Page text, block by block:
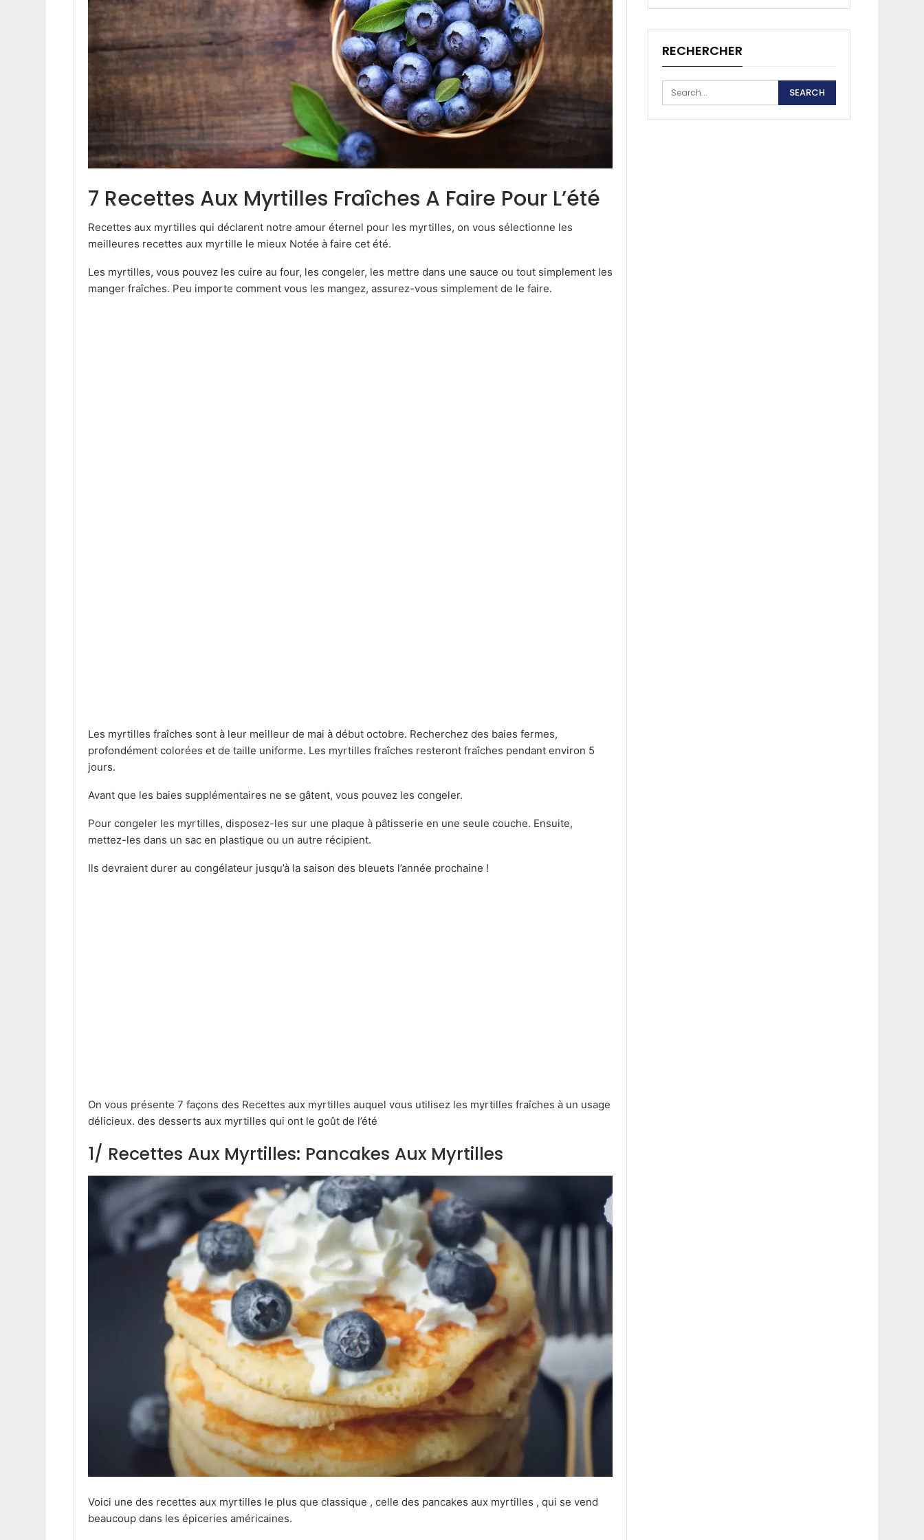
7 Recettes Aux Myrtilles Fraîches A Faire Pour L’été
Recettes aux myrtilles qui déclarent notre amour éternel pour les myrtilles, on vous sélectionne les
meilleures recettes aux myrtille le mieux Notée à faire cet été.
Les myrtilles, vous pouvez les cuire au four, les congeler, les mettre dans une sauce ou tout simplement les
manger fraîches. Peu importe comment vous les mangez, assurez-vous simplement de le faire.
Les myrtilles fraîches sont à leur meilleur de mai à début octobre. Recherchez des baies fermes,
profondément colorées et de taille uniforme. Les myrtilles fraîches resteront fraîches pendant environ 5
jours.
Avant que les baies supplémentaires ne se gâtent, vous pouvez les congeler.
Pour congeler les myrtilles, disposez-les sur une plaque à pâtisserie en une seule couche. Ensuite,
mettez-les dans un sac en plastique ou un autre récipient.
Ils devraient durer au congélateur jusqu’à la saison des bleuets l’année prochaine !
On vous présente 7 façons des Recettes aux myrtilles auquel vous utilisez les myrtilles fraîches à un usage
délicieux. des desserts aux myrtilles qui ont le goût de l’été
1/ Recettes Aux Myrtilles: Pancakes Aux Myrtilles
Voici une des recettes aux myrtilles le plus que classique , celle des pancakes aux myrtilles , qui se vend
beaucoup dans les épiceries américaines.
RECHERCHER